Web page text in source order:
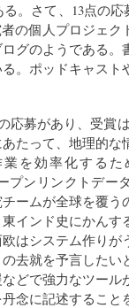
。さて、13点の
の個人プロジェク
グのようである
。ポッドキャスト
応募があり、受賞
たって、地理的
を効率化するた
プンリンクトデー
ームが全球を覆
インド史にかんす
はシステム作り
去就を予言した
どで強力なツール
念に記述すること